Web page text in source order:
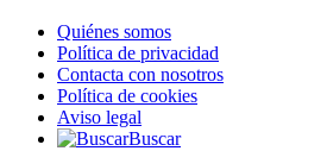
Quiénes somos
Política de privacidad
Contacta con nosotros
Política de cookies
Aviso legal
Buscar